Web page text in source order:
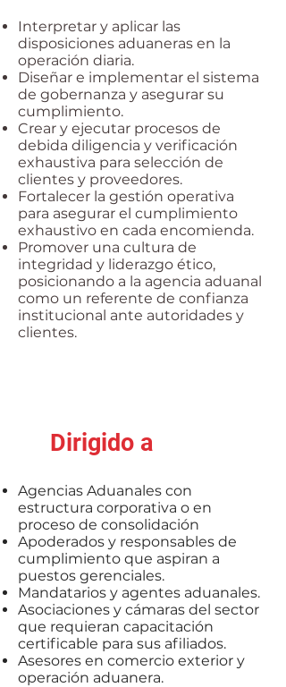
Interpretar y aplicar las
disposiciones aduaneras en la
operación diaria.
Diseñar e implementar el sistema
de gobernanza y asegurar su
cumplimiento.
Crear y ejecutar procesos de
debida diligencia y verificación
exhaustiva para selección de
clientes y proveedores.
Fortalecer la gestión operativa
para asegurar el cumplimiento
exhaustivo en cada encomienda.
Promover una cultura de
integridad y liderazgo ético,
posicionando a la agencia aduanal
como un referente de confianza
institucional ante autoridades y
clientes.
Dirigido a
Agencias Aduanales con
estructura corporativa o en
proceso de consolidación
Apoderados y responsables de
cumplimiento que aspiran a
puestos gerenciales.
Mandatarios y agentes aduanales.
Asociaciones y cámaras del sector
que requieran capacitación
certificable para sus afiliados.
Asesores en comercio exterior y
operación aduanera.